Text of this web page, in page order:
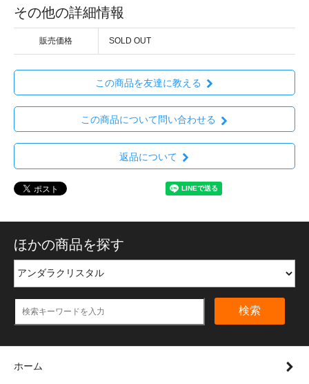
その他の詳細情報
販売価格 SOLD OUT
この商品を友達に教える
この商品について問い合わせる
返品について
ほかの商品を探す
検索
ホーム